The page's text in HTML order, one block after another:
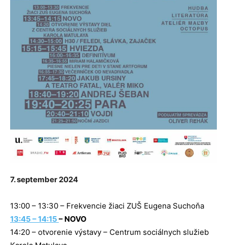
7. september 2024
13:00 – 13:30 – Frekvencie žiaci ZUŠ Eugena Suchoňa
13:45 – 14:15 – NOVO
14:20 – otvorenie výstavy – Centrum sociálnych služieb